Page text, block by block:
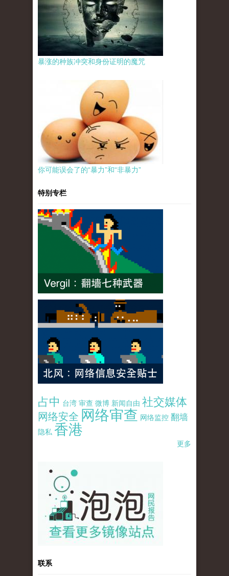
暴涨的种族冲突和身份证明的魔咒
你可能误会了的“暴力”和“非暴力”
特别专栏
占中 台湾 审查 微博 新闻自由 社交媒体
网络安全 网络审查 网络监控 翻墙
隐私 香港
更多
pao-pao-banner-mirror-site-120814.jpg
联系